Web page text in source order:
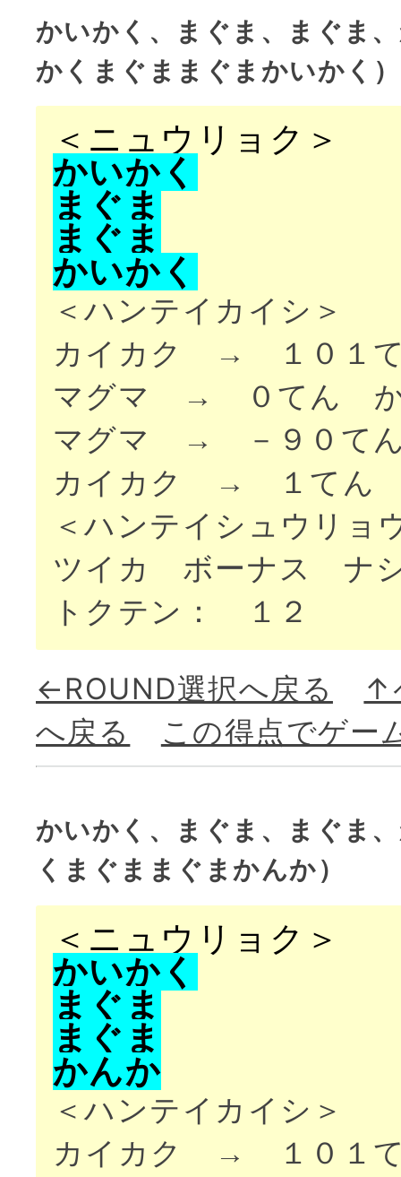
かいかく、まぐま、まぐま
かくまぐままぐまかいかく）
＜ニュウリョク＞
かいか く
ま ぐ ま
ま ぐ ま
かいか く
＜ハンテイカイシ＞
カイカク → １０１
マグマ → ０てん か
マグマ → －９０て
カイカク → １てん
＜ハンテイシュウリョ
ツイカ ボーナス ナ
トクテン： １２
←ROUND選択へ戻る
↑
へ戻る
この得点でゲー
かいかく、まぐま、まぐま
くまぐままぐまかんか）
＜ニュウリョク＞
かいか く
ま ぐ ま
ま ぐ ま
かんか
＜ハンテイカイシ＞
カイカク → １０１